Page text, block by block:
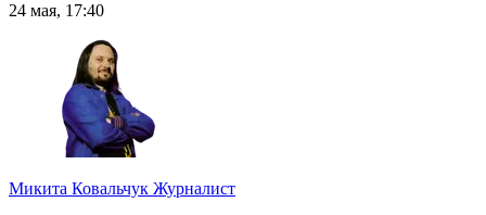
24 мая, 17:40
Микита Ковальчук Журналист